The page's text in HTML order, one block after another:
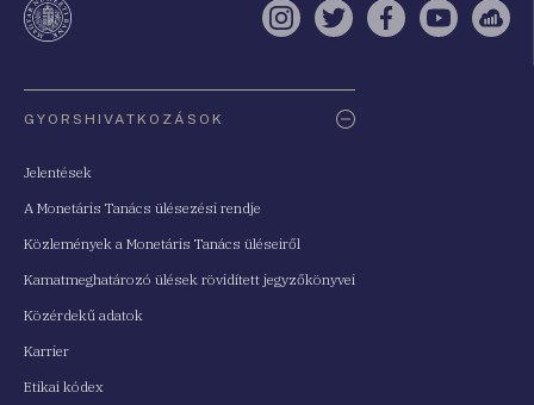
Instagram
TwitterFacebook
YouTube
GYORSHIVATKOZÁSOK
Jelentések
A Monetáris Tanács ülésezési rendje
Közlemények a Monetáris Tanács üléseiről
Kamatmeghatározó ülések rövidített jegyzőkönyvei
Közérdekű adatok
Karrier
Etikai kódex